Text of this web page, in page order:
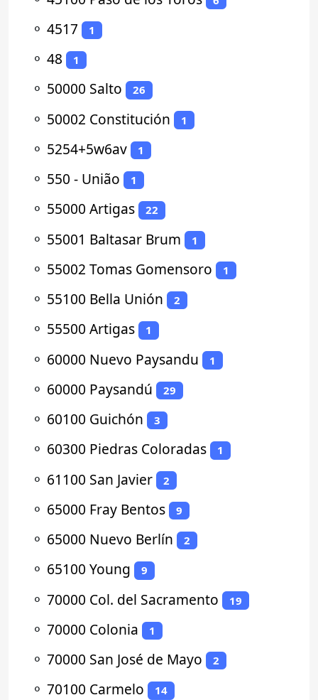
⚬ 4517 1
⚬ 48 1
⚬ 50000 Salto 26
⚬ 50002 Constitución 1
⚬ 5254+5w6av 1
⚬ 550 - União 1
⚬ 55000 Artigas 22
⚬ 55001 Baltasar Brum 1
⚬ 55002 Tomas Gomensoro 1
⚬ 55100 Bella Unión 2
⚬ 55500 Artigas 1
⚬ 60000 Nuevo Paysandu 1
⚬ 60000 Paysandú 29
⚬ 60100 Guichón 3
⚬ 60300 Piedras Coloradas 1
⚬ 61100 San Javier 2
⚬ 65000 Fray Bentos 9
⚬ 65000 Nuevo Berlín 2
⚬ 65100 Young 9
⚬ 70000 Col. del Sacramento 19
⚬ 70000 Colonia 1
⚬ 70000 San José de Mayo 2
⚬ 70100 Carmelo 14